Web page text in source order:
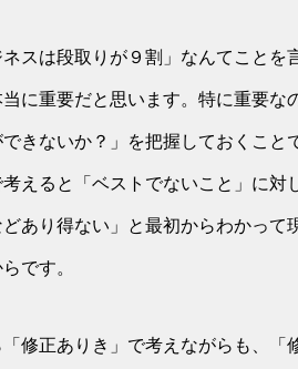
スは段取りが９割」なんてこと
に重要だと思います。特に重要
きないか？」を把握しておくこ
考えると「ベストでないこと」に
あり得ない」と最初からわかっ
です。
修正ありき」で考えながらも、「